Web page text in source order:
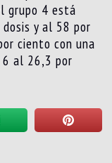
grupo 4 está
y al 58 por
ciento con una
6 al 26,3 por